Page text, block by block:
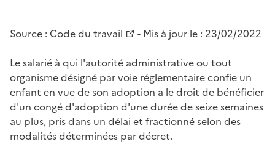
Source : Code du travail - Mis à jour le : 23/02/2022
Le salarié à qui l'autorité administrative ou tout
organisme désigné par voie réglementaire confie un
enfant en vue de son adoption a le droit de bénéficier
d'un congé d'adoption d'une durée de seize semaines
au plus, pris dans un délai et fractionné selon des
modalités déterminées par décret.